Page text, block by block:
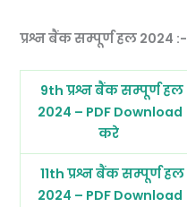
प्रश्न बैंक सम्पूर्ण हल 2024 :-
9th प्रश्न बैंक सम्पूर्ण हल
2024 – PDF Download
करे
11th प्रश्न बैंक सम्पूर्ण हल
2024 – PDF Download